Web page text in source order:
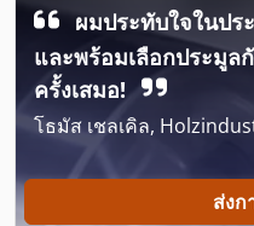
ผมประทับใจในปร
และพร้อมเลือกประมู
ครั้งเสมอ!
โธมัส เชลเคิล,
ส่งก